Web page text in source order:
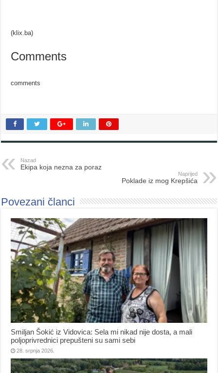
(klix.ba)
Comments
comments
Nazad
Ekipa koja nezna za poraz
Naprijed
Poklade iz mog Krepšića
Povezani članci
Smiljan Šokić iz Vidovica: Sela mi nikad nije dosta, a mali
poljoprivrednici prepušteni su sami sebi
28. srpnja 2026.